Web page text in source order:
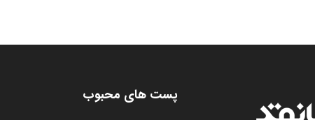
پست های محبوب